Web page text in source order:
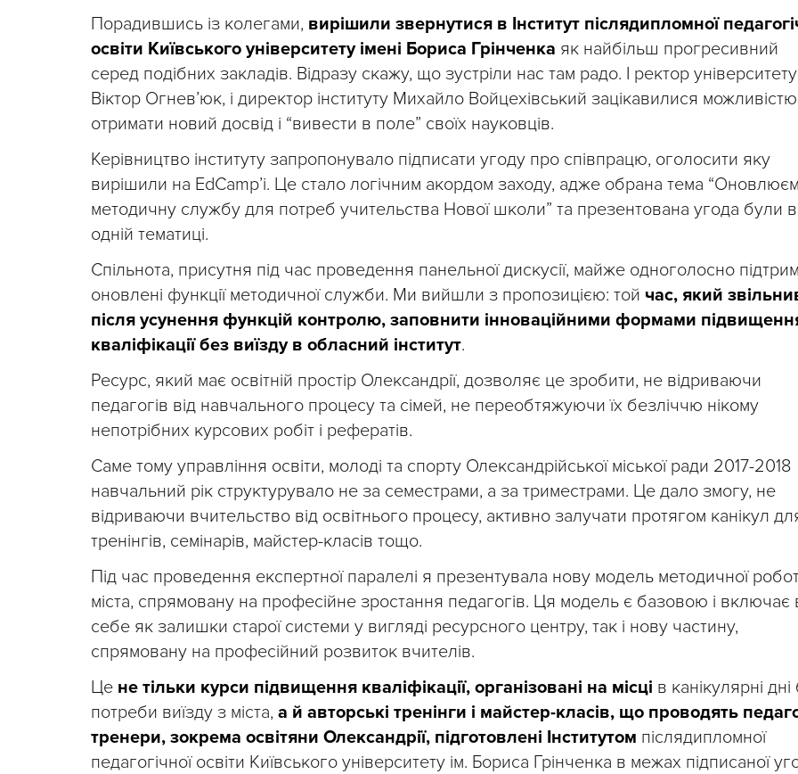
Порадившись із колегами, вирішили звернутися в Інститут післядипломної
освіти Київського університету імені Бориса Грінченка як найбільш прогресивний
серед подібних закладів. Відразу скажу, що зустріли нас там радо. І ректор університету
Віктор Огнев’юк, і директор інституту Михайло Войцехівський зацікавилися можливістю
отримати новий досвід і “вивести в поле” своїх науковців.
Керівництво інституту запропонувало підписати угоду про співпрацю, оголосити яку
вирішили на EdСamp’і. Це стало логічним акордом заходу, адже обрана тема
методичну службу для потреб учительства Нової школи” та презентована угода були в
одній тематиці.
Спільнота, присутня під час проведення панельної дискусії, майже одноголосно
оновлені функції методичної служби. Ми вийшли з пропозицією: той час, який
після усунення функцій контролю, заповнити інноваційними формами
кваліфікації без виїзду в обласний інститут.
Ресурс, який має освітній простір Олександрії, дозволяє це зробити, не відриваючи
педагогів від навчального процесу та сімей, не переобтяжуючи їх безліччю нікому
непотрібних курсових робіт і рефератів.
Саме тому управління освіти, молоді та спорту Олександрійської міської ради 2017-2018
навчальний рік структурувало не за семестрами, а за триместрами. Це дало змогу, не
відриваючи вчительство від освітнього процесу, активно залучати протягом канікул
тренінгів, семінарів, майстер-класів тощо.
Під час проведення експертної паралелі я презентувала нову модель методичної
міста, спрямовану на професійне зростання педагогів. Ця модель є базовою і включає
себе як залишки старої системи у вигляді ресурсного центру, так і нову частину,
спрямовану на професійний розвиток вчителів.
Це не тільки курси підвищення кваліфікації, організовані на місці в канікулярні
потреби виїзду з міста, а й авторські тренінги і майстер-класів, що проводять
тренери, зокрема освітяни Олександрії, підготовлені Інститутом післядипломної
педагогічної освіти Київського університету ім. Бориса Грінченка в межах підписаної